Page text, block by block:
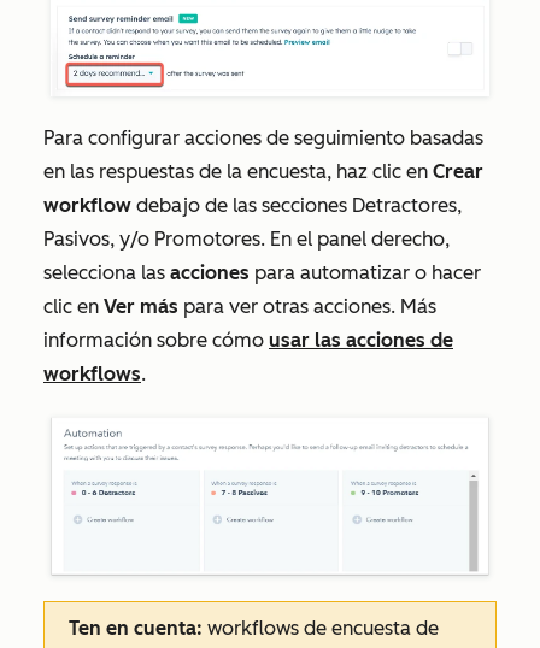
Para configurar acciones de seguimiento basadas
en las respuestas de la encuesta, haz clic en Crear
workflow debajo de las secciones Detractores,
Pasivos, y/o Promotores. En el panel derecho,
selecciona las acciones para automatizar o hacer
clic en Ver más para ver otras acciones. Más
información sobre cómo usar las acciones de
workflows.
Ten en cuenta: workflows de encuesta de